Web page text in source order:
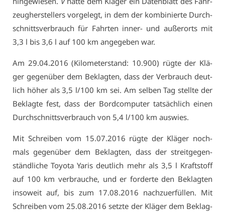
zeug­her­stel­lers vor­ge­legt, in dem der kom­bi­nier­te Durch­
schnitts­ver­brauch für Fahr­ten in­ner- und au­ßer­orts mit
3,3 l bis 3,6 l auf 100 km an­ge­ge­ben war.
Am 29.04.2016 (Ki­lo­me­ter­stand: 10.900) rüg­te der Klä­
ger ge­gen­über dem Be­klag­ten, dass der Ver­brauch deut­
lich hö­her als 3,5 l/100 km sei. Am sel­ben Tag stell­te der
Be­klag­te fest, dass der Bord­com­pu­ter tat­säch­lich ei­nen
Durch­schnitts­ver­brauch von 5,4 l/100 km aus­wies.
Mit Schrei­ben vom 15.07.2016 rüg­te der Klä­ger noch­
mals ge­gen­über dem Be­klag­ten, dass der streit­ge­gen­
ständ­li­che To­yo­ta Ya­ris deut­lich mehr als 3,5 l Kraft­stoff
auf 100 km ver­brau­che, und er for­der­te den Be­klag­ten
in­so­weit auf, bis zum 17.08.2016 nach­zu­er­fül­len. Mit
Schrei­ben vom 25.08.2016 setz­te der Klä­ger dem Be­klag­